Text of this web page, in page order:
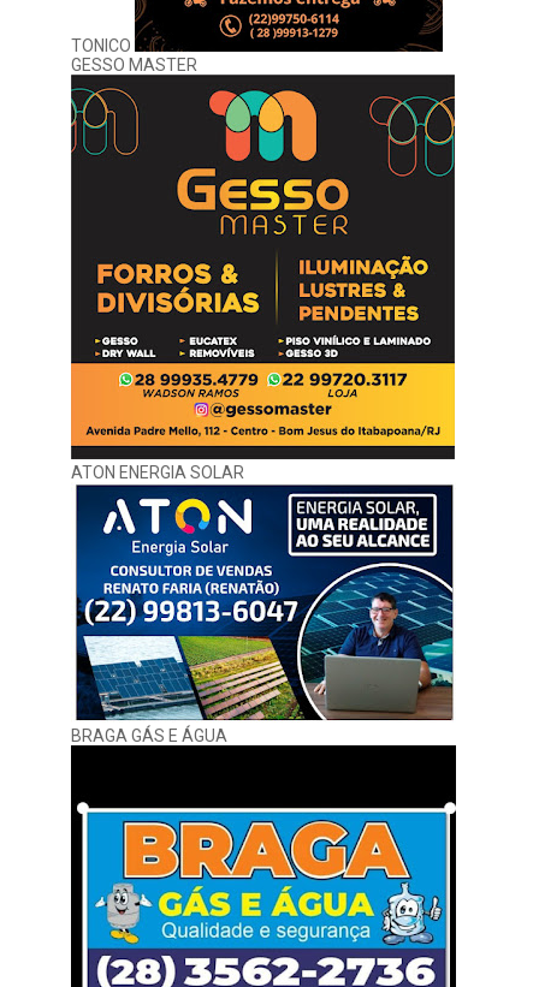
TONICO
GESSO MASTER
ATON ENERGIA SOLAR
BRAGA GÁS E ÁGUA